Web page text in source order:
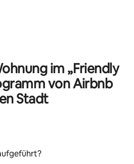
im „Friendly
von Airbnb
Stadt